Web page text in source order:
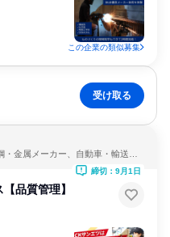
この企業の類似募集
受け取る
金属メーカー、自動車・輸送機
品質管理】
締切：9月1日